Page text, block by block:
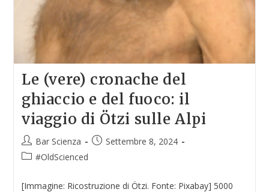
Le (vere) cronache del
ghiaccio e del fuoco: il
viaggio di Ötzi sulle Alpi
Bar Scienza
Settembre 8, 2024
#OldScienced
[Immagine: Ricostruzione di Ötzi. Fonte: Pixabay] 5000